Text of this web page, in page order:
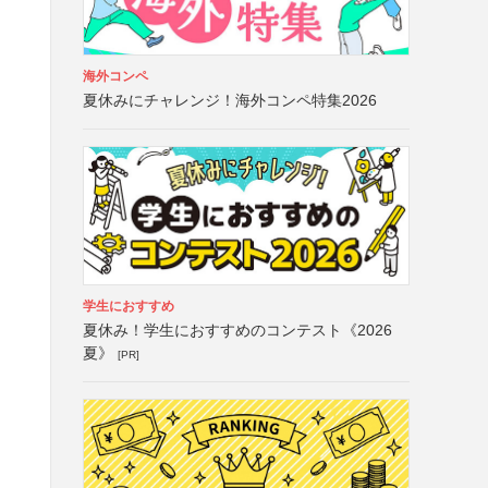
海外コンペ
夏休みにチャレンジ！海外コンペ特集2026
学生におすすめ
夏休み！学生におすすめのコンテスト《2026
夏》
[PR]